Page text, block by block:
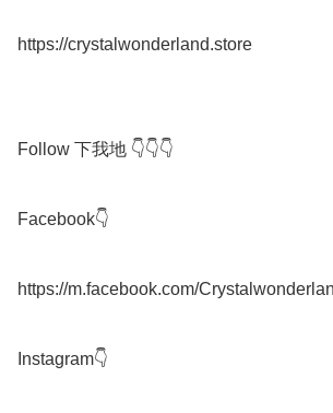
https://crystalwonderland.store
Follow 下我地 👇👇👇
Facebook👇
https://m.facebook.com/
Instagram👇